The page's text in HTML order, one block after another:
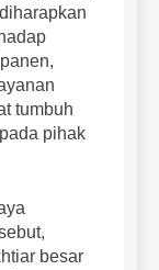
tumbuh
pihak
besar